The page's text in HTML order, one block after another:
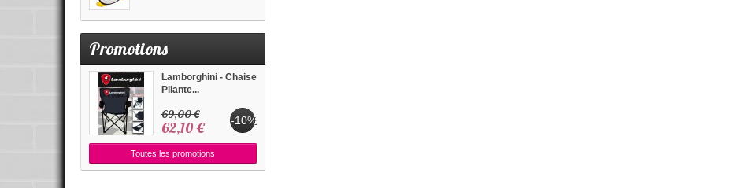
Promotions
Lamborghini - Chaise
Pliante...
69,00 € -10%
62,10 €
Toutes les promotions